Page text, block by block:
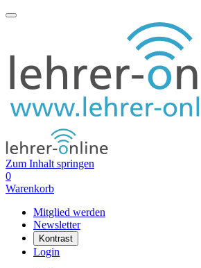
Zum Inhalt springen
0
Warenkorb
Mitglied werden
Newsletter
Kontrast
Login